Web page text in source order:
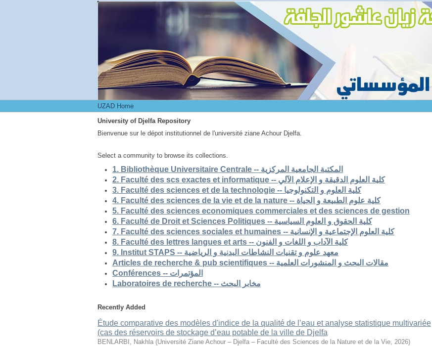
UZAD Home
UZAD Home
University of Djelfa Repository
Bienvenue sur le dépot institutionnel de l'université ziane Achour Djelfa.
Select a community to browse its collections.
1. Bibliothèque Universitaire Centrale -- المكتبة الجامعية المركزية
2. Faculté des scs exactes et informatique -- كلية العلوم الدقيقة و الإعلام الآلي
3. Faculté des sciences et de la technologie -- كلية العلوم و التكنولوجيا
4. Faculté des sciences de la vie et de la nature -- كلية علوم الطبيعة و الحياة
5. Faculté des sciences economiques commerciales et des sciences de gestion
6. Faculté de Droit et Sciences Politiques -- كلية الحقوق و العلوم السياسية
7. Faculté des sciences sociales et humaines -- كلية العلوم الإجتماعية و الإنسانية
8. Faculté des lettres langues et arts -- كلية الآداب و اللغات و الفنون
9. Institut STAPS -- معهد علوم و تقنيات النشاطات البدنية و الرياضية
Articles de recherche & pub scientifiques -- مقالات البحث و المنشورات العلمية
Conférences -- المؤتمرات
Laboratoires de recherche -- مخابر البحث
Recently Added
Étude comparative des modèles d'indice de la qualité de l’eau et analyse statistique multivariée
(cas des réservoirs de stockage d’eau potable de la ville de Djelfa
BENLARBI, Nakhla (Université Ziane Achour – Djelfa – Faculté des Sciences de la Nature et de la Vie, 2026)